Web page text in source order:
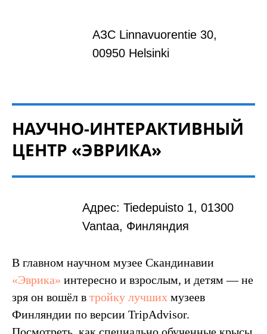
АЗС Linnavuorentie 30,
00950 Helsinki
НАУЧНО-ИНТЕРАКТИВНЫЙ
ЦЕНТР «ЭВРИКА»
Адрес: Tiedepuisto 1, 01300
Vantaa, Финляндия
В главном научном музее Скандинавии
«Эврика» интересно и взрослым, и детям — не
зря он вошёл в тройку лучших музеев
Финляндии по версии TripAdvisor.